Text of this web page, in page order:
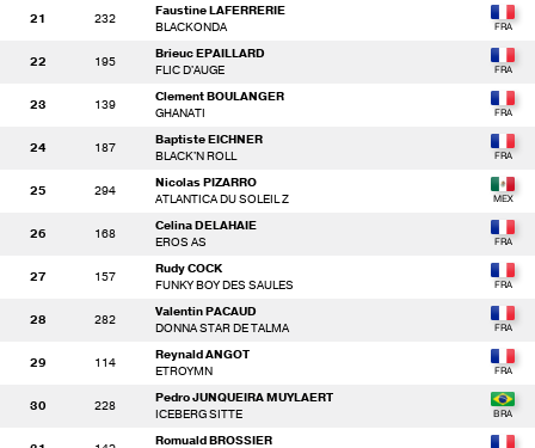
21 232
Faustine LAFERRERIE
BLACKONDA
22 195
Brieuc EPAILLARD
FLIC D'AUGE
23 139
Clement BOULANGER
GHANATI
24 187
Baptiste EICHNER
BLACK'N ROLL
25 294
Nicolas PIZARRO
ATLANTICA DU SOLEIL Z
26 168
Celina DELAHAIE
EROS AS
27 157
Rudy COCK
FUNKY BOY DES SAULES
28 282
Valentin PACAUD
DONNA STAR DE TALMA
29 114
Reynald ANGOT
ETROYMN
30 228
Pedro JUNQUEIRA MUYLAERT
ICEBERG SITTE
Romuald BROSSIER